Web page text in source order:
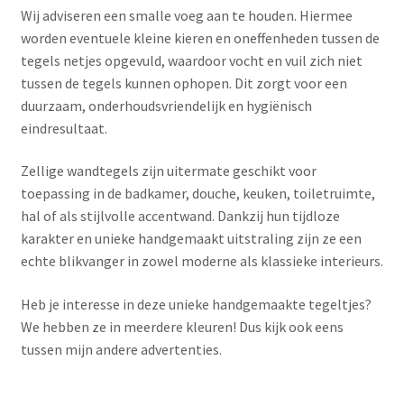
Wij adviseren een smalle voeg aan te houden. Hiermee
worden eventuele kleine kieren en oneffenheden tussen de
tegels netjes opgevuld, waardoor vocht en vuil zich niet
tussen de tegels kunnen ophopen. Dit zorgt voor een
duurzaam, onderhoudsvriendelijk en hygiënisch
eindresultaat.
Zellige wandtegels zijn uitermate geschikt voor
toepassing in de badkamer, douche, keuken, toiletruimte,
hal of als stijlvolle accentwand. Dankzij hun tijdloze
karakter en unieke handgemaakt uitstraling zijn ze een
echte blikvanger in zowel moderne als klassieke interieurs.
Heb je interesse in deze unieke handgemaakte tegeltjes?
We hebben ze in meerdere kleuren! Dus kijk ook eens
tussen mijn andere advertenties.